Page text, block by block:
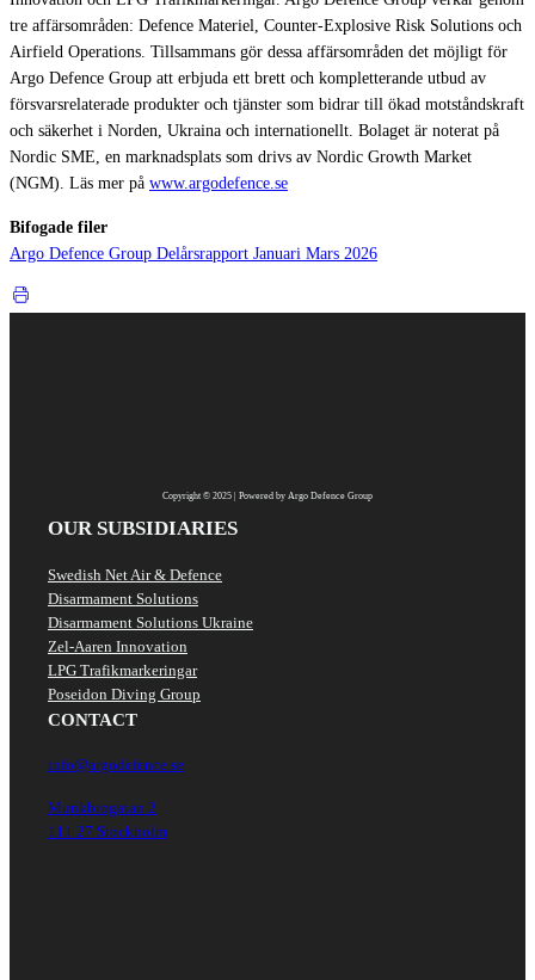
tre affärsområden: Defence Materiel, Counter-Explosive Risk Solutions och
Airfield Operations. Tillsammans gör dessa affärsområden det möjligt för
Argo Defence Group att erbjuda ett brett och kompletterande utbud av
försvarsrelaterade produkter och tjänster som bidrar till ökad motståndskraft
och säkerhet i Norden, Ukraina och internationellt. Bolaget är noterat på
Nordic SME, en marknadsplats som drivs av Nordic Growth Market
(NGM). Läs mer på www.argodefence.se
Bifogade filer
Argo Defence Group Delårsrapport Januari Mars 2026
Copyright © 2025 | Powered by Argo Defence Group
OUR SUBSIDIARIES
Swedish Net Air & Defence
Disarmament Solutions
Disarmament Solutions Ukraine
Zel-Aaren Innovation
LPG Trafikmarkeringar
Poseidon Diving Group
CONTACT
info@argodefence.se
Munkbrogatan 2
111 27 Stockholm